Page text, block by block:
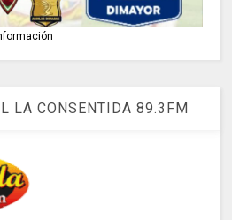
LA CONSENTIDA 89.3FM